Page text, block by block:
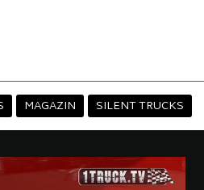
MAGAZIN SILENT TRUCKS